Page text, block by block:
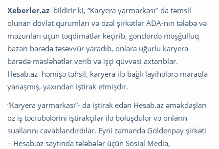
Xeberler.az bildirir ki, “Karyera yarmarkası”-da təmsil
olunan dövlət qurumları və özəl şirkətlər ADA-nın tələbə və
məzunları üçün təqdimatlar keçirib, gənclərdə məşğulluq
bazarı barədə təsəvvür yaradıb, onlara uğurlu karyera
barədə məsləhətlər verib və işçi qüvvəsi axtarıblar.
Hesab.az həmişə təhsil, karyera ilə bağlı layihələrə maraqla
yanaşmış, yaxından iştirak etmişdir.
“Karyera yarmarkası”- da iştirak edən Hesab.az əməkdaşları
öz iş təcrübələrini iştirakçılar ilə bölüşdülər və onların
suallarını cavablandırdılar. Eyni zamanda Goldenpay şirkəti
– Hesab.az saytında tələbələr üçün Sosial Media,